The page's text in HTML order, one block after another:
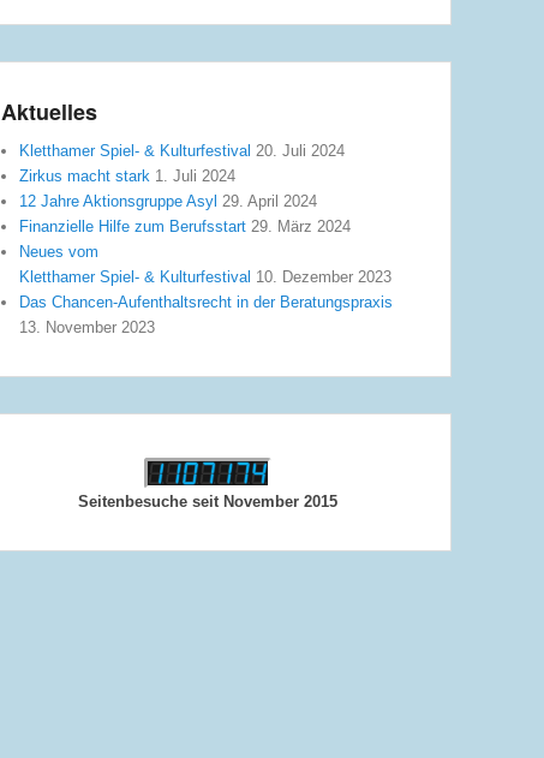
Aktuelles
Kletthamer Spiel- & Kulturfestival 20. Juli 2024
Zirkus macht stark 1. Juli 2024
12 Jahre Aktionsgruppe Asyl 29. April 2024
Finanzielle Hilfe zum Berufsstart 29. März 2024
Neues vom
Kletthamer Spiel- & Kulturfestival 10. Dezember 2023
Das Chancen-Aufenthaltsrecht in der Beratungspraxis
13. November 2023
Seitenbesuche seit November 2015